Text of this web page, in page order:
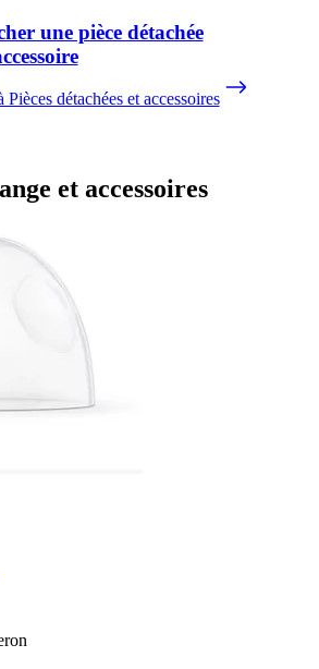
une pièce détachée
Pièces détachées et accessoires
et accessoires